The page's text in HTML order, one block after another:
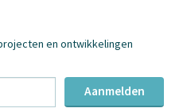
en ontwikkelingen
Aanmelden